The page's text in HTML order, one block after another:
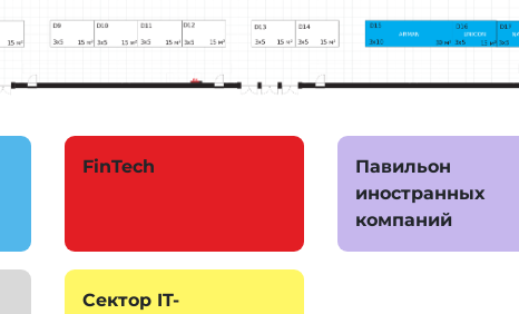
FinTech
Павильон
иностранных
компаний
Сектор IT-